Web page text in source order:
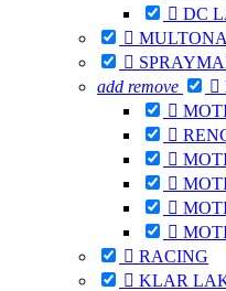
 DC
 MULTONA

add remove 






 RACING
 KLAR